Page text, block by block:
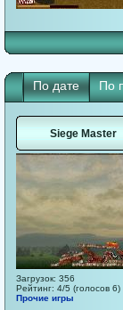
По дате По
Siege Master
Загрузок: 356
Рейтинг: 4/5 (голосов 6)
Прочие игры